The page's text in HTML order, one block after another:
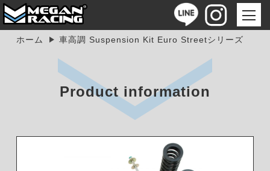
ホーム 車高調 Suspension Kit Euro Streetシリーズ
Product information